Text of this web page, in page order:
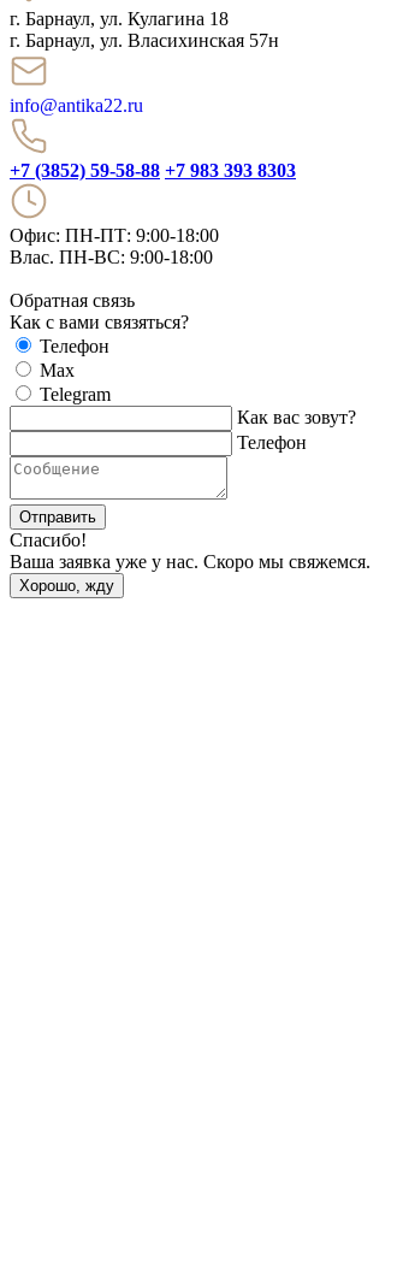
г. Барнаул, ул. Кулагина 18
г. Барнаул, ул. Власихинская 57н
info@antika22.ru
+7 (3852) 59-58-88 +7 983 393 8303
Офис: ПН-ПТ: 9:00-18:00
Влас. ПН-ВС: 9:00-18:00
Обратная связь
Как с вами связяться?
Телефон
Max
Telegram
Как вас зовут?
Телефон
Отправить
Спасибо!
Ваша заявка уже у нас. Скоро мы свяжемся.
Хорошо, жду